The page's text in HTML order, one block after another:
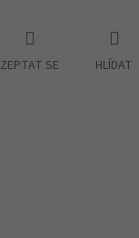
ZEPTAT SE HLÍDAT